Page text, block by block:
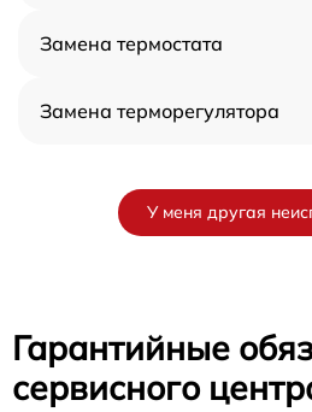
Замена термостата
Замена терморегулятора
У меня другая
Гарантийные
сервисного